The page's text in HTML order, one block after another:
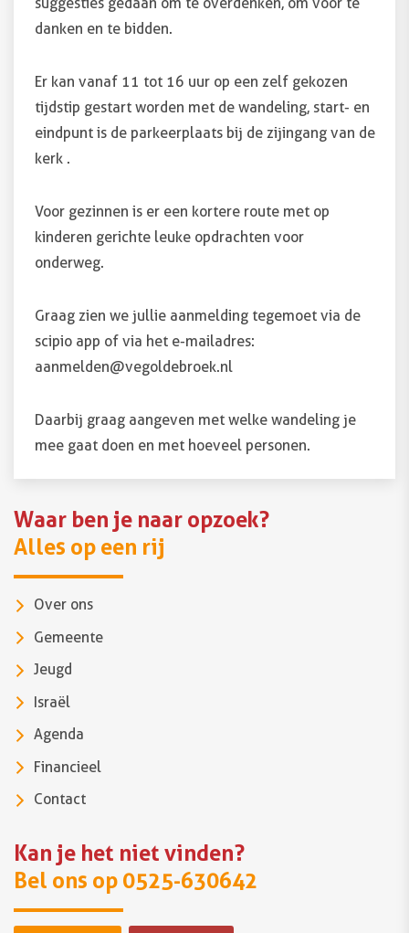
Waar ben je naar opzoek?
Alles op een rij
Over ons
Gemeente
Jeugd
Israël
Agenda
Financieel
Contact
Kan je het niet vinden?
Bel ons op 0525-630642
danken en te bidden.
Er kan vanaf 11 tot 16 uur op een zelf gekozen
tijdstip gestart worden met de wandeling, start- en
eindpunt is de parkeerplaats bij de zijingang van de
kerk .
Voor gezinnen is er een kortere route met op
kinderen gerichte leuke opdrachten voor
onderweg.
Graag zien we jullie aanmelding tegemoet via de
scipio app of via het e-mailadres:
aanmelden@vegoldebroek.nl
Daarbij graag aangeven met welke wandeling je
mee gaat doen en met hoeveel personen.